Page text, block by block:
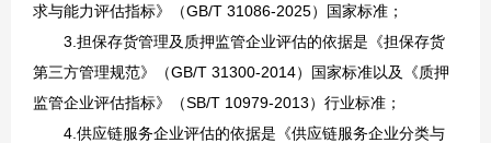
求与能力评估指标》（GB/T 31086-2025）国家标准；
3.担保存货管理及质押监管企业评估的依据是《担保存货
第三方管理规范》（GB/T 31300-2014）国家标准以及《质押
监管企业评估指标》（SB/T 10979-2013）行业标准；
4.供应链服务企业评估的依据是《供应链服务企业分类与